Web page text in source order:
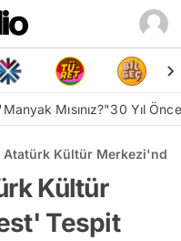
Mısınız?"30 Yıl
Atatürk Kültür
Kültür
Tespit